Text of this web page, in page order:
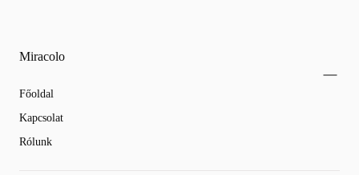
Miracolo
Főoldal
Kapcsolat
Rólunk